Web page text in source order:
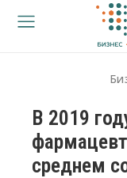
В 2019
среднем